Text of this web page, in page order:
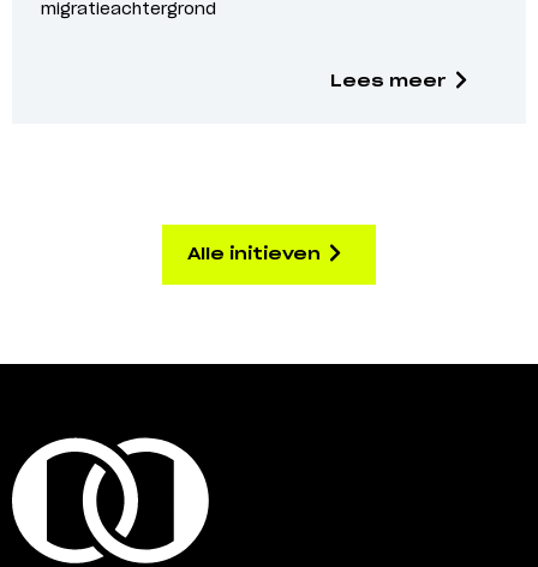
migratieachtergrond
Lees meer
Alle initieven